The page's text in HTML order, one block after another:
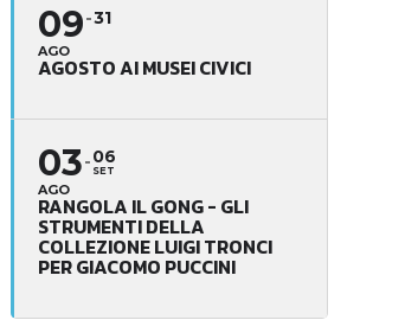
09
AGO
31
AGOSTO AI MUSEI CIVICI
03
AGO
06
SET
RANGOLA IL GONG - GLI
STRUMENTI DELLA
COLLEZIONE LUIGI TRONCI
PER GIACOMO PUCCINI